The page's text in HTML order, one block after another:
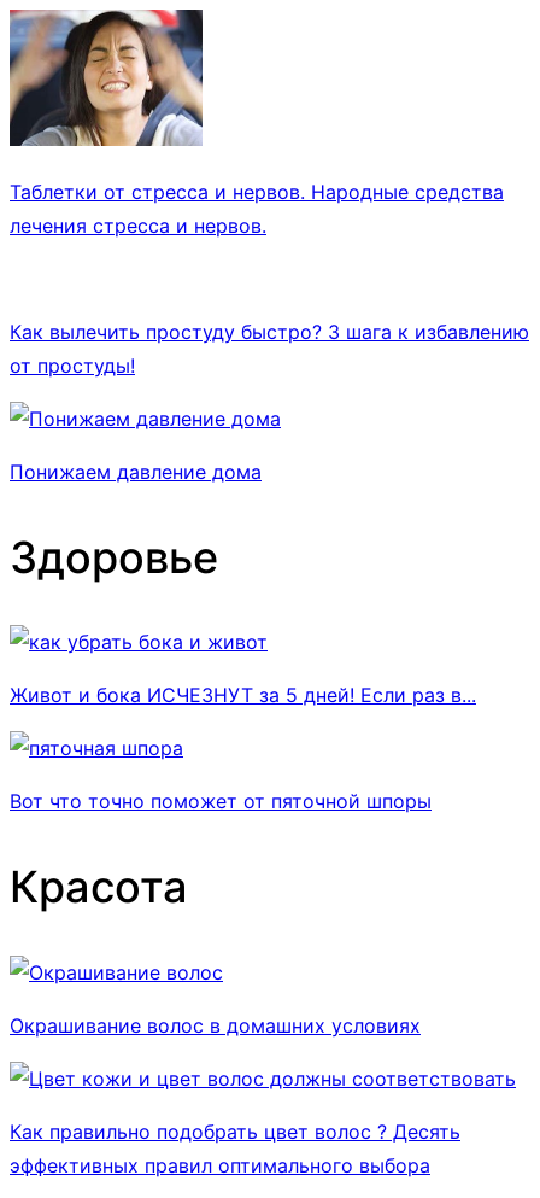
Таблетки от стресса и нервов. Народные средства
лечения стресса и нервов.
Как вылечить простуду быстро? 3 шага к избавлению
от простуды!
Понижаем давление дома
Здоровье
Живот и бока ИСЧЕЗНУТ за 5 дней! Если раз в...
Вот что точно поможет от пяточной шпоры
Красота
Окрашивание волос в домашних условиях
Как правильно подобрать цвет волос ? Десять
эффективных правил оптимального выбора